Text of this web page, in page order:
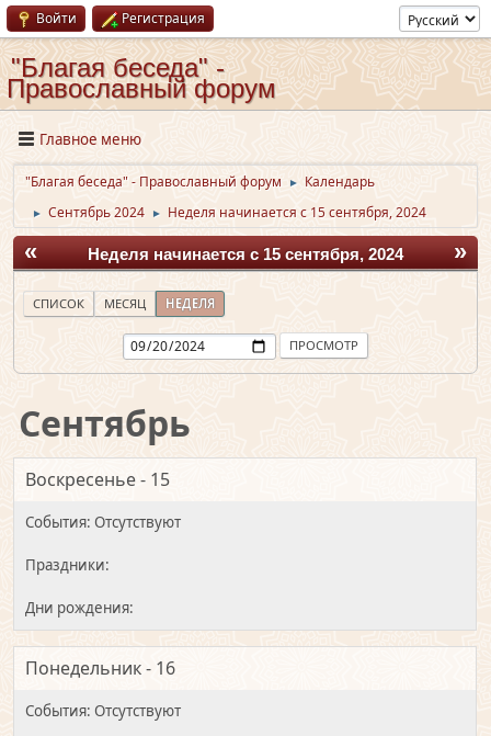
Войти Регистрация
"Благая беседа" -
Православный форум
Главное меню
"Благая беседа" - Православный форум ► Календарь
► Сентябрь 2024 ► Неделя начинается с 15 сентября, 2024
« »
Неделя начинается с 15 сентября, 2024
СПИСОК МЕСЯЦ НЕДЕЛЯ
Сентябрь
Воскресенье - 15
Понедельник - 16